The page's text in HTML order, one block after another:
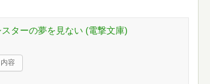
ターの夢を見ない (電撃文庫)
容